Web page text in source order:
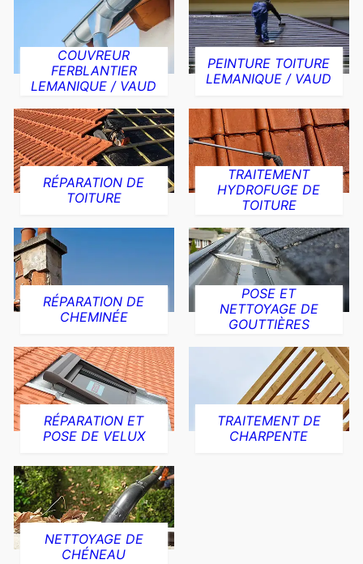
COUVREUR
FERBLANTIER
LEMANIQUE / VAUD
PEINTURE TOITURE
LEMANIQUE / VAUD
RÉPARATION DE
TOITURE
TRAITEMENT
HYDROFUGE DE
TOITURE
RÉPARATION DE
CHEMINÉE
POSE ET
NETTOYAGE DE
GOUTTIÈRES
RÉPARATION ET
POSE DE VELUX
TRAITEMENT DE
CHARPENTE
NETTOYAGE DE
CHÉNEAU